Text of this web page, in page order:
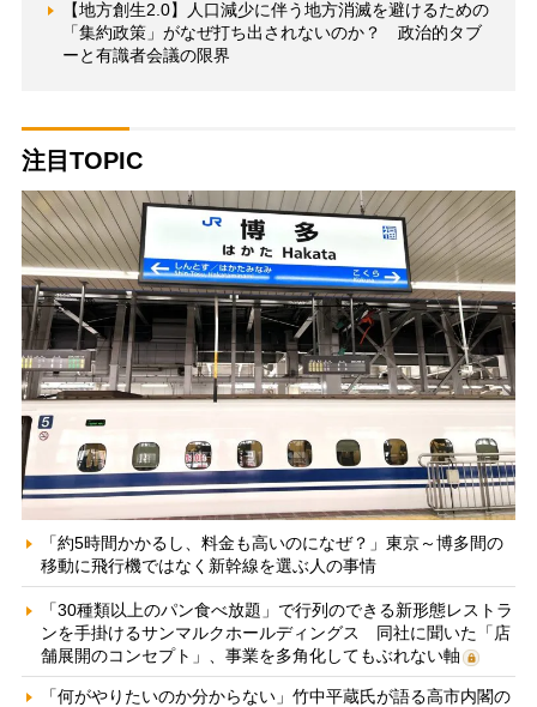
【地方創生2.0】人口減少に伴う地方消滅を避けるための
「集約政策」がなぜ打ち出されないのか？ 政治的タブ
ーと有識者会議の限界
注目TOPIC
「約5時間かかるし、料金も高いのになぜ？」東京～博多間の
移動に飛行機ではなく新幹線を選ぶ人の事情
「30種類以上のパン食べ放題」で行列のできる新形態レストラ
ンを手掛けるサンマルクホールディングス 同社に聞いた「店
舗展開のコンセプト」、事業を多角化してもぶれない軸
「何がやりたいのか分からない」竹中平蔵氏が語る高市内閣の